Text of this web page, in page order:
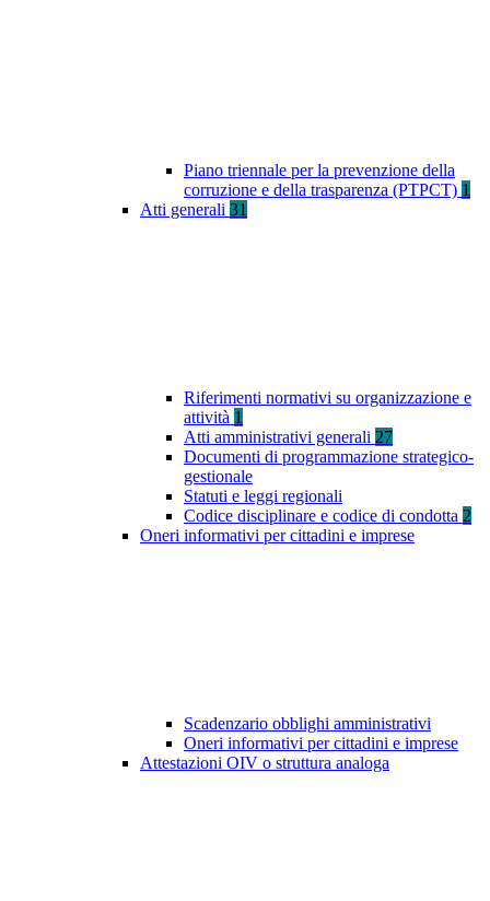
Piano triennale per la prevenzione della
corruzione e della trasparenza (PTPCT) 1
Atti generali 31
Riferimenti normativi su organizzazione e
attività 1
Atti amministrativi generali 27
Documenti di programmazione strategico-
gestionale
Statuti e leggi regionali
Codice disciplinare e codice di condotta 2
Oneri informativi per cittadini e imprese
Scadenzario obblighi amministrativi
Oneri informativi per cittadini e imprese
Attestazioni OIV o struttura analoga